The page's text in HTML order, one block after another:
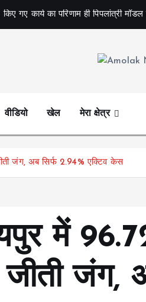
गए कार्य का परिणाम ही पिपलांत्री मॉडल
वीडियो खेल मेरा क्षेत्र
जंग, अब सिर्फ 2.94% एक्टिव केस
में
जीती जंग,